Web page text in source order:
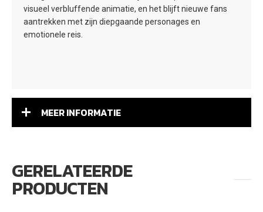
visueel verbluffende animatie, en het blijft nieuwe fans
aantrekken met zijn diepgaande personages en
emotionele reis.
MEER INFORMATIE
GERELATEERDE
PRODUCTEN